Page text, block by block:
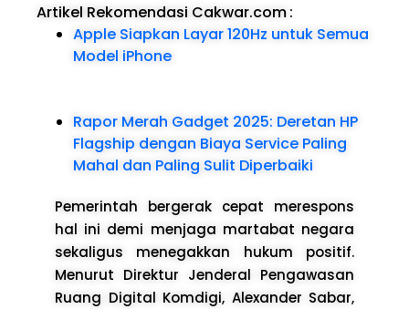
Artikel Rekomendasi Cakwar.com:
Apple Siapkan Layar 120Hz untuk Semua
Model iPhone
Rapor Merah Gadget 2025: Deretan HP
Flagship dengan Biaya Service Paling
Mahal dan Paling Sulit Diperbaiki
Pemerintah bergerak cepat merespons
hal ini demi menjaga martabat negara
sekaligus menegakkan hukum positif.
Menurut Direktur Jenderal Pengawasan
Ruang Digital Komdigi, Alexander Sabar,